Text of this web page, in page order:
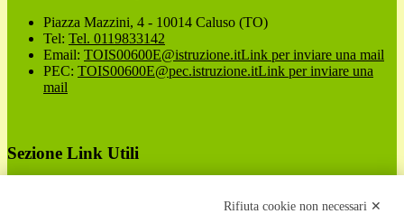
Piazza Mazzini, 4 - 10014 Caluso (TO)
Tel: Tel. 0119833142
Email: TOIS00600E@istruzione.itLink per inviare una mail
PEC: TOIS00600E@pec.istruzione.itLink per inviare una
mail
Sezione Link Utili
Rifiuta cookie non necessari ✕